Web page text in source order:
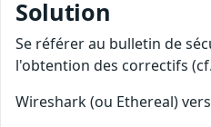
Solution
Se référer au bulletin de
l'obtention des correctifs
Wireshark (ou Ethereal)